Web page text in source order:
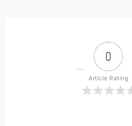
0
Article Rating